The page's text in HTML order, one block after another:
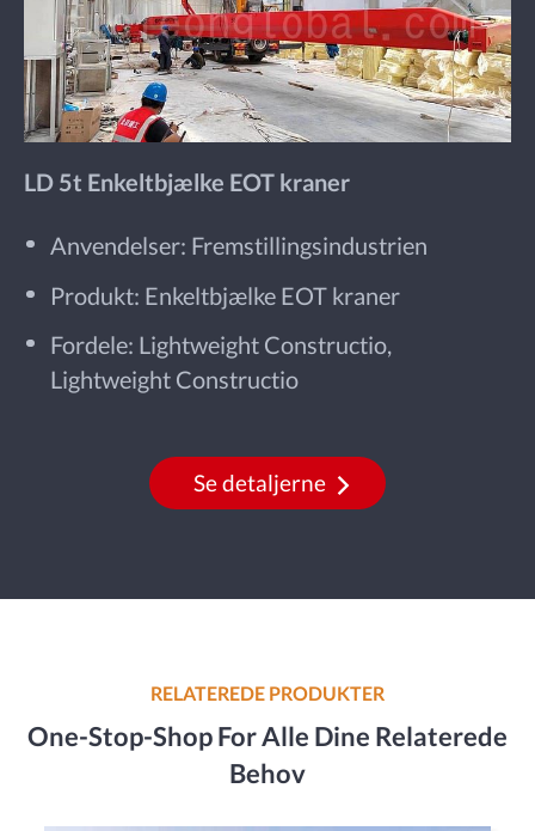
LD 5t Enkeltbjælke EOT kraner
Anvendelser: Fremstillingsindustrien
Produkt: Enkeltbjælke EOT kraner
Fordele: Lightweight Constructio,
Lightweight Constructio
Se detaljerne
RELATEREDE PRODUKTER
One-Stop-Shop For Alle Dine Relaterede
Behov